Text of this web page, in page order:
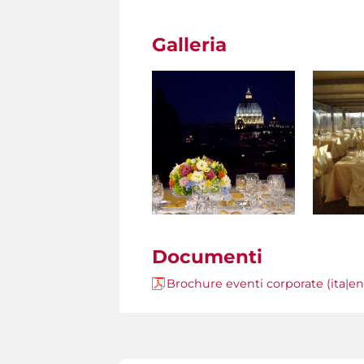
Galleria
Documenti
Brochure eventi corporate